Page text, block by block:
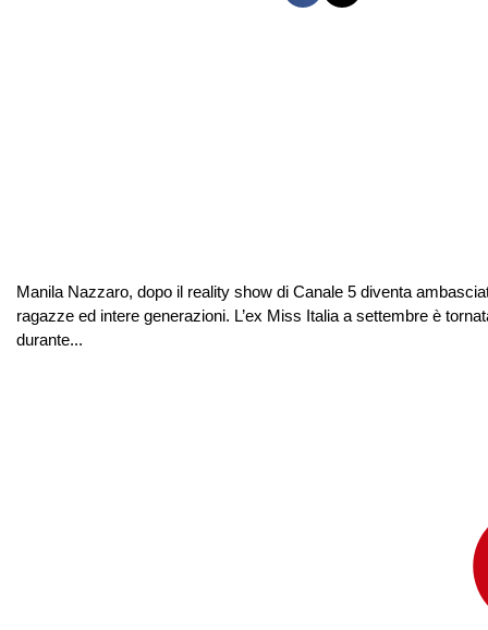
Manila Nazzaro, dopo il reality show di Canale 5 diventa
ragazze ed intere generazioni. L’ex Miss Italia a settembre è
durante...